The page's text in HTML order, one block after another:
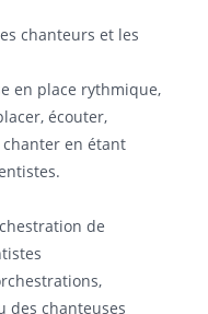
chanteurs et les
en place rythmique,
écouter,
en étant
de
des chanteuses